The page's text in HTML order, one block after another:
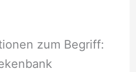
zum Begriff: